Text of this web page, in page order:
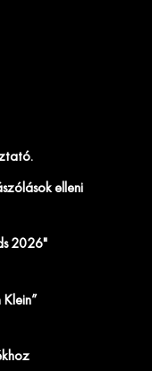
elleni
2026"
Klein”